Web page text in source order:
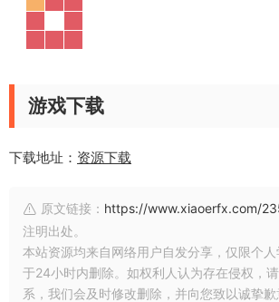
游戏下载
下载地址： 资源下载
原文链接： https://www.xiaoerfx.com/
注明出处。
本站资源均来自网络用户自发分享，仅限个
于24小时内删除。如权利人认为存在侵权，
系，我们会及时修改删除，并向您致以诚挚歉